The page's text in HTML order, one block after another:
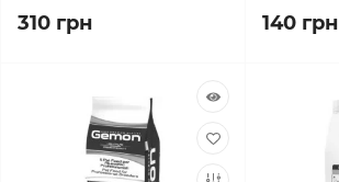
310 грн 140 грн